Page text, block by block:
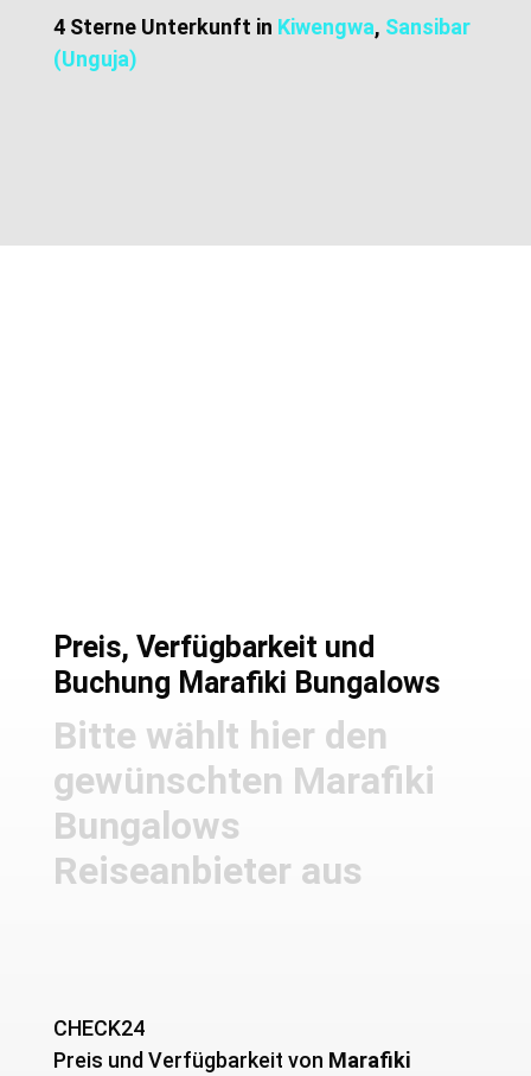
4 Sterne Unterkunft in Kiwengwa, Sansibar
(Unguja)
Preis, Verfügbarkeit und
Buchung Marafiki Bungalows
Bitte wählt hier den
gewünschten Marafiki
Bungalows
Reiseanbieter aus
CHECK24
Preis und Verfügbarkeit von ­ Marafiki